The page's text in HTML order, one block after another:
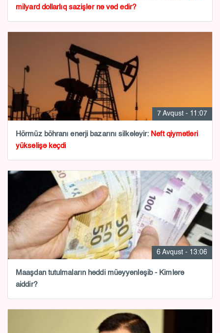
milyard dollarlıq sazişlər nə vəd edir?
7 Avqust - 11:07
Hörmüz böhranı enerji bazarını silkələyir: Neft qiymətləri
yüksəlişə keçdi
6 Avqust - 13:06
Maaşdan tutulmaların həddi müəyyənləşib - Kimlərə
aiddir?